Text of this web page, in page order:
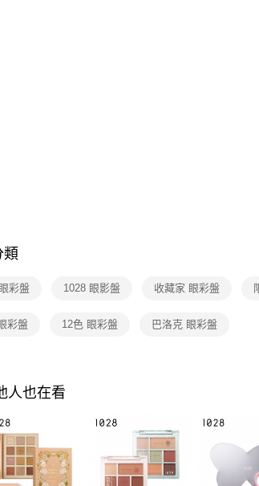
類
彩盤 1028 眼影盤 收藏家 眼彩盤
彩盤 12色 眼彩盤 巴洛克 眼彩盤
人也在看